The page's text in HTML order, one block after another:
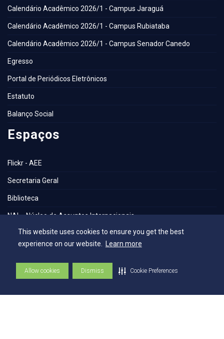
This website uses cookies to ensure you get the best
experience on our website. Learn more
Allow cookies Dismiss Cookie Preferences
Calendário Acadêmico 2026/1 - Campus Jaraguá
Calendário Acadêmico 2026/1 - Campus Rubiataba
Calendário Acadêmico 2026/1 - Campus Senador Canedo
Egresso
Portal de Periódicos Eletrônicos
Estatuto
Balanço Social
Espaços
Flickr - AEE
Secretaria Geral
Biblioteca
NAI – Núcleo de Assuntos Internacionais
Academia Escola
UniMAPS
Tour pelos Laboratórios